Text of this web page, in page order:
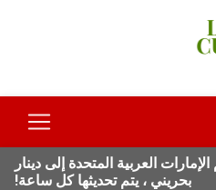
العربية المتحدة إلى دينار
بحريني ، يتم تحديثها كل ساعة!